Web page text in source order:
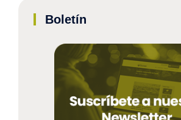
Boletín